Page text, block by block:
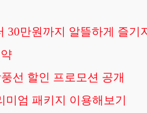
30만원까지 알뜰하게 즐기
선 할인 프로모션 공개
엄 패키지 이용해보기